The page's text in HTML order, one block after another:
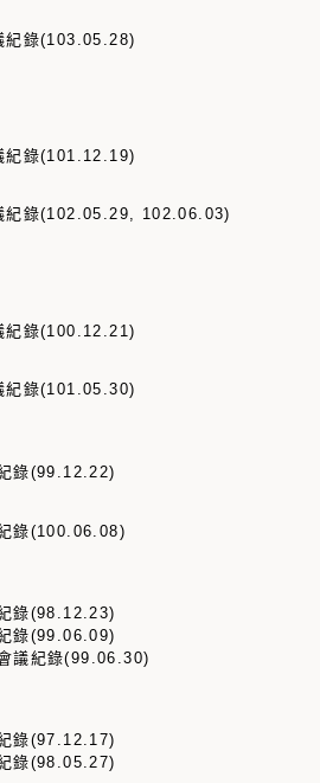
紀錄(103.05.28)
紀錄(101.12.19)
紀錄(102.05.29, 102.06.03)
紀錄(100.12.21)
紀錄(101.05.30)
錄(99.12.22)
錄(100.06.08)
錄(98.12.23)
錄(99.06.09)
議紀錄(99.06.30)
錄(97.12.17)
錄(98.05.27)